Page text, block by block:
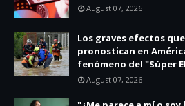
August 07, 2026
Los graves efectos
pronostican en
fenómeno del "Súper
August 07, 2026